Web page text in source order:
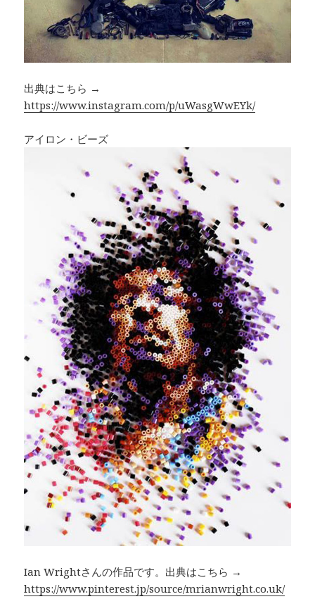
出典はこちら →
https://www.instagram.com/p/uWasgWwEYk/
アイロン・ビーズ
Ian Wrightさんの作品です。出典はこちら →
https://www.pinterest.jp/source/mrianwright.co.uk/